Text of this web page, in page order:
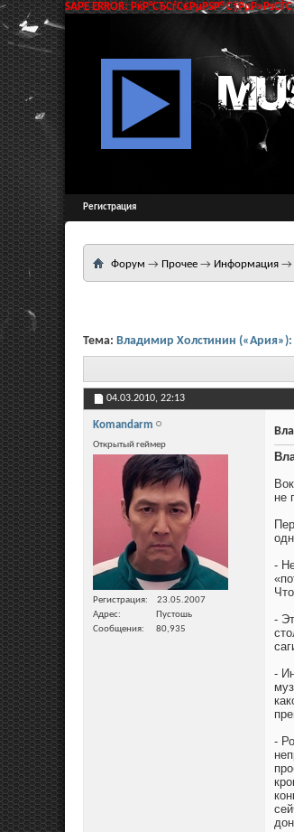
SAPE ERROR: РќР°СЂСѓС€РµРЅР°
Регистрация
Форум → Прочее → Информация →
Тема: Владимир Холстинин («Ария»):
04.03.2010, 22:13
Komandarm
Открытый геймер
Регистрация
23.05.2007
Адрес
Пустошь
Сообщения
80,935
не
-
-
-
-